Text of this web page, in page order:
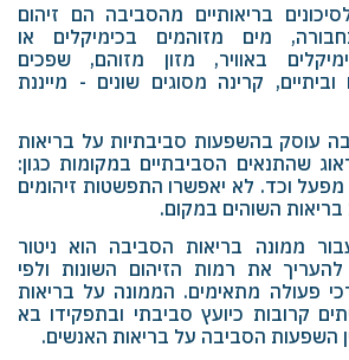
בריאותיים מהסביבה הם זיהום
מים מזוהמים בכימיקלים או
באוויר, מזון מזוהם, שפכים
קרינה מסוגים שונים - מייננת
עוסק בהשפעות סביבתיות על בריאות
שהתנאים הסביבתיים במקומות כגון:
מפעל וכד. לא יאפשרו התפשטות זיהומים
בריאות השוהים במקום.
ממונה בריאות הסביבה הוא ניטור
את רמות הזיהום השונות ולפי
פעולה מתאימים. הממונה על בריאות
קרובות כיועץ סביבתי ובתפקידו בא
השפעות הסביבה על בריאות האנשים.